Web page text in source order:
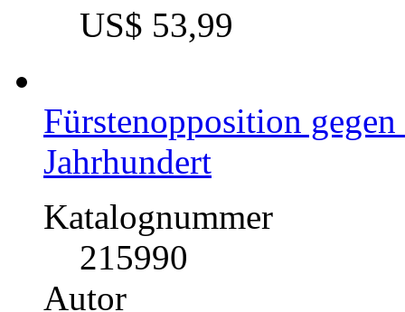
Schleswig-
Berücksichtigung
Katalognummer
228487
Autor
Anke Biehl